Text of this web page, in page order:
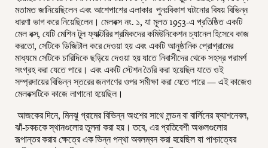
মতামত জানিয়েছিলেন এবং আশেপাশের এলাকার পুনঃবিকাশ ঘটানোর বিষয় বিভিন্ন
ধারণা ভাগ করে নিয়েছিলেন। মেলবক্স নং. ১, যা মূলত 1953-এ প্রতিষ্ঠিত একটি
মেল বক্স, যেটি মেশিন টুল ফ্যাক্টরির শ্রমিকদের কমিউনিকেশন চ্যানেল হিসেবে কাজ
করতো, সেটিকে ডিজিটাল করে দেওয়া হয় এবং একটি আনুষ্ঠানিক প্রোগ্রামের
মাধ্যমে সেটিকে চারিদিকে ছড়িয়ে দেওয়া হয় যাতে নিবাসীদের থেকে সহস্র পরামর্শ
সংগ্রহ করা যেতে পারে। এবং একটি স্টেশন তৈরি করা হয়েছিল যাতে ওই
সম্প্রদায়ের বিভিন্ন স্তরের জনগণের ওপর সমীক্ষা করা যেতে পারে — এই কাজেও
মেলবক্সটিকে কাজে লাগানো হয়েছিল।
আজকের দিনে, মিনঝু গ্রামের বিভিন্ন অংশের সাথে লন্ডন বা বার্লিনের ফ্যাশনেবল,
ঝাঁ-চকচকে স্থানগুলোর তুলনা করা হয়। তবে, এর প্রতিবেশী অঞ্চলগুলোর
রূপান্তর করার ক্ষেত্রে এক ভিন্ন পন্থা অবলম্বন করা হয়েছিল যা পাশ্চাত্যের